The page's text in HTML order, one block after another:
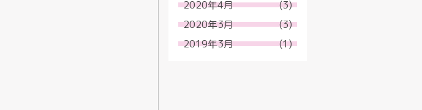
2020年4月
(3)
2020年3月
(3)
2019年3月
(1)